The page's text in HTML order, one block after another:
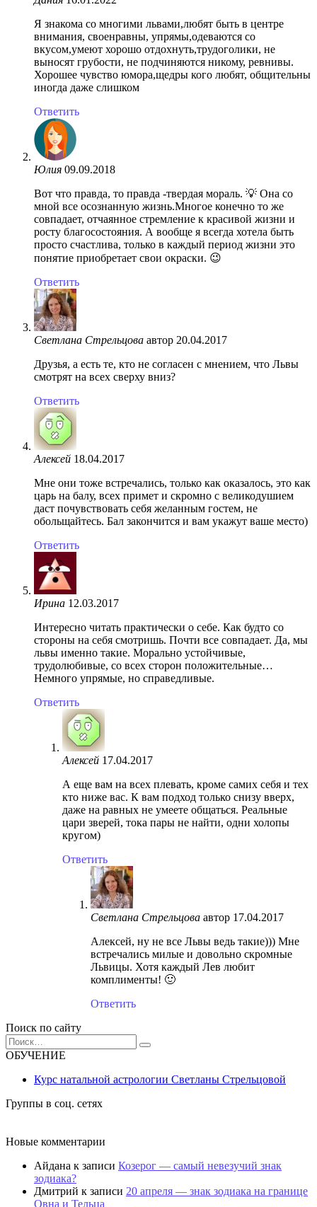
Я знакома со многими львами,любят быть в центре
внимания, своенравны, упрямы,одеваются со
вкусом,умеют хорошо отдохнуть,трудоголики, не
выносят грубости, не подчиняются никому, ревнивы.
Хорошее чувство юмора,щедры кого любят, общительны
иногда даже слишком
Ответить
Юлия 09.09.2018
Вот что правда, то правда -твердая мораль. 💡 Она со
мной все осознанную жизнь.Многое конечно то же
совпадает, отчаянное стремление к красивой жизни и
росту благосостояния. А вообще я всегда хотела быть
просто счастлива, только в каждый период жизни это
понятие приобретает свои окраски. 😉
Ответить
Светлана Стрельцова автор 20.04.2017
Друзья, а есть те, кто не согласен с мнением, что Львы
смотрят на всех сверху вниз?
Ответить
Алексей 18.04.2017
Мне они тоже встречались, только как оказалось, это как
царь на балу, всех примет и скромно с великодушием
даст почувствовать себя желанным гостем, не
обольщайтесь. Бал закончится и вам укажут ваше место)
Ответить
Ирина 12.03.2017
Интересно читать практически о себе. Как будто со
стороны на себя смотришь. Почти все совпадает. Да, мы
львы именно такие. Морально устойчивые,
трудолюбивые, со всех сторон положительные…
Немного упрямые, но справедливые.
Ответить
Алексей 17.04.2017
А еще вам на всех плевать, кроме самих себя и тех
кто ниже вас. К вам подход только снизу вверх,
даже на равных не умеете общаться. Реальные
цари зверей, тока пары не найти, одни холопы
кругом)
Ответить
Светлана Стрельцова автор 17.04.2017
Алексей, ну не все Львы ведь такие))) Мне
встречались милые и довольно скромные
Львицы. Хотя каждый Лев любит
комплименты! 🙂
Ответить
Поиск по сайту
Search
for:
ОБУЧЕНИЕ
Курс натальной астрологии Светланы Стрельцовой
Группы в соц. сетях
Новые комментарии
Айдана к записи Козерог — самый невезучий знак
зодиака?
Дмитрий к записи 20 апреля — знак зодиака на границе
Овна и Тельца